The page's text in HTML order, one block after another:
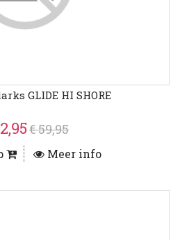
GLIDE HI SHORE
€ 59,95
Meer info